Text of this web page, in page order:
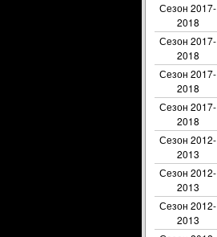
Сезон 2017-
2018
Сезон 2017-
2018
Сезон 2017-
2018
Сезон 2017-
2018
Сезон 2012-
2013
Сезон 2012-
2013
Сезон 2012-
2013